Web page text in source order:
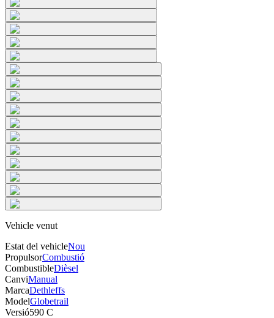
Vehicle venut
Estat del vehicleNou
PropulsorCombustió
CombustibleDièsel
CanviManual
MarcaDethleffs
ModelGlobetrail
Versió590 C